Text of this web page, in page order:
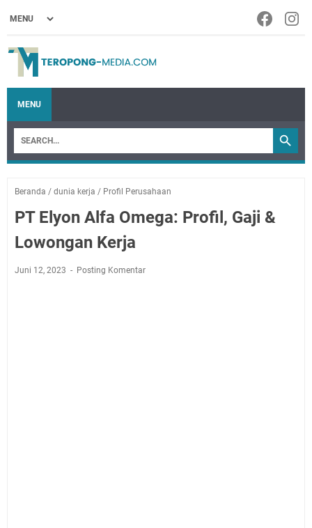
MENU
Beranda / dunia kerja / Profil Perusahaan
PT Elyon Alfa Omega: Profil, Gaji &
Lowongan Kerja
Juni 12, 2023 Posting Komentar